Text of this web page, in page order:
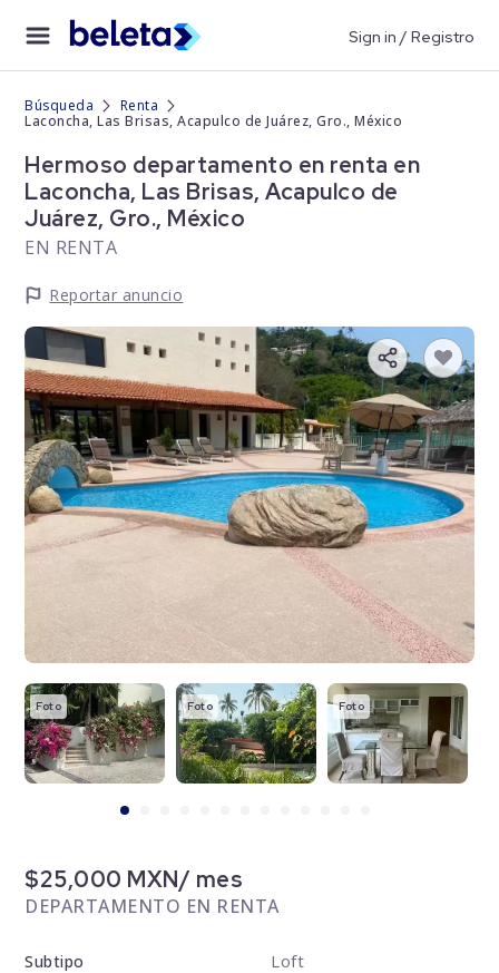
Sign in / Registro
Búsqueda
Renta
Laconcha, Las Brisas, Acapulco de Juárez, Gro., México
Hermoso departamento en renta en
Laconcha, Las Brisas, Acapulco de
Juárez, Gro., México
EN RENTA
Reportar anuncio
Foto Foto Foto
$25,000 MXN/ mes
DEPARTAMENTO EN RENTA
Subtipo Loft